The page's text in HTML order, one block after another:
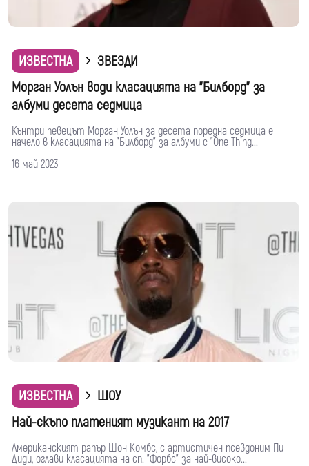
ИЗВЕСТНА
ЗВЕЗДИ
Морган Уолън води класацията на "Билборд" за
албуми десета седмица
Кънтри певецът Морган Уолън за десета поредна седмица е
начело в класацията на "Билборд" за албуми с "One Thing...
16 май 2023
ИЗВЕСТНА
ШОУ
Най-скъпо платеният музикант на 2017
Американският рапър Шон Комбс, с артистичен псевдоним Пи
Диди, оглави класацията на сп. "Форбс" за най-високо...